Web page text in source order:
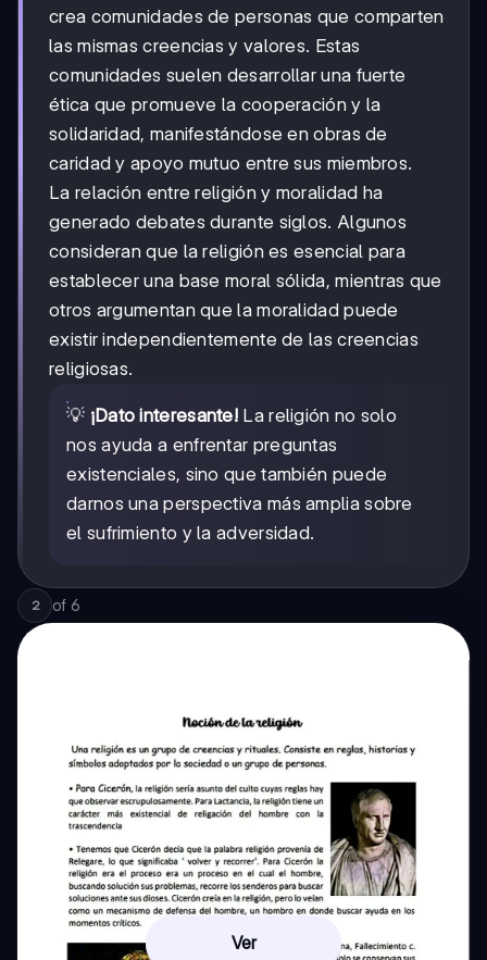
crea comunidades de personas que comparten
las mismas creencias y valores. Estas
comunidades suelen desarrollar una fuerte
ética que promueve la cooperación y la
solidaridad, manifestándose en obras de
caridad y apoyo mutuo entre sus miembros.
La relación entre religión y moralidad ha
generado debates durante siglos. Algunos
consideran que la religión es esencial para
establecer una base moral sólida, mientras que
otros argumentan que la moralidad puede
existir independientemente de las creencias
religiosas.
💡 ¡Dato interesante! La religión no solo
nos ayuda a enfrentar preguntas
existenciales, sino que también puede
darnos una perspectiva más amplia sobre
el sufrimiento y la adversidad.
2 of 6
Ver